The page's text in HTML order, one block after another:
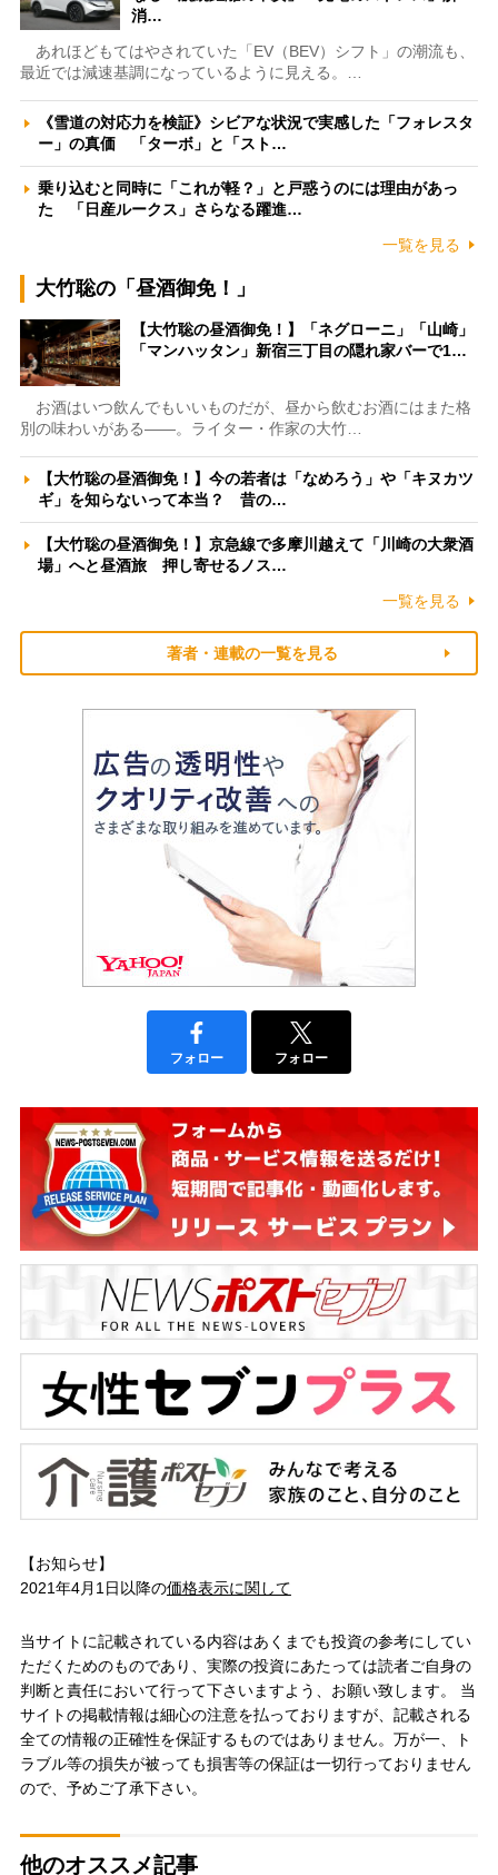
消…
あれほどもてはやされていた「EV（BEV）シフト」の潮流も、
最近では減速基調になっているように見える。…
《雪道の対応力を検証》シビアな状況で実感した「フォレスタ
ー」の真価 「ターボ」と「スト…
乗り込むと同時に「これが軽？」と戸惑うのには理由があっ
た 「日産ルークス」さらなる躍進…
一覧を見る
大竹聡の「昼酒御免！」
【大竹聡の昼酒御免！】「ネグローニ」「山崎」
「マンハッタン」新宿三丁目の隠れ家バーで1…
お酒はいつ飲んでもいいものだが、昼から飲むお酒にはまた格
別の味わいがある――。ライター・作家の大竹…
【大竹聡の昼酒御免！】今の若者は「なめろう」や「キヌカツ
ギ」を知らないって本当？ 昔の…
【大竹聡の昼酒御免！】京急線で多摩川越えて「川崎の大衆酒
場」へと昼酒旅 押し寄せるノス…
一覧を見る
著者・連載の一覧を見る
フォロー フォロー
【お知らせ】
2021年4月1日以降の価格表示に関して
当サイトに記載されている内容はあくまでも投資の参考にしてい
ただくためのものであり、実際の投資にあたっては読者ご自身の
判断と責任において行って下さいますよう、お願い致します。 当
サイトの掲載情報は細心の注意を払っておりますが、記載される
全ての情報の正確性を保証するものではありません。万が一、ト
ラブル等の損失が被っても損害等の保証は一切行っておりません
ので、予めご了承下さい。
他のオススメ記事